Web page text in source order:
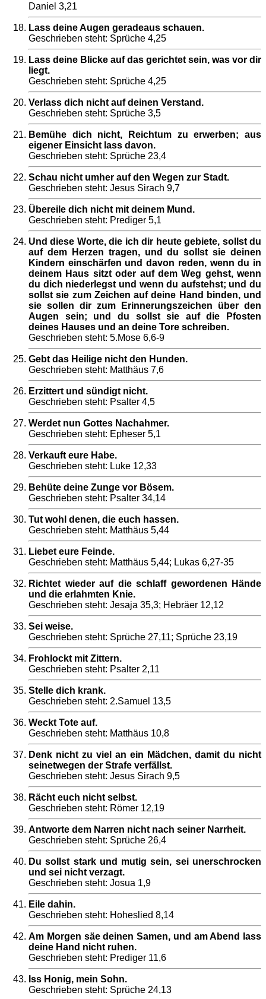
Daniel 3,21
Lass deine Augen geradeaus schauen.
Geschrieben steht: Sprüche 4,25
Lass deine Blicke auf das gerichtet sein, was vor dir
liegt.
Geschrieben steht: Sprüche 4,25
Verlass dich nicht auf deinen Verstand.
Geschrieben steht: Sprüche 3,5
Bemühe dich nicht, Reichtum zu erwerben; aus
eigener Einsicht lass davon.
Geschrieben steht: Sprüche 23,4
Schau nicht umher auf den Wegen zur Stadt.
Geschrieben steht: Jesus Sirach 9,7
Übereile dich nicht mit deinem Mund.
Geschrieben steht: Prediger 5,1
Und diese Worte, die ich dir heute gebiete, sollst du
auf dem Herzen tragen, und du sollst sie deinen
Kindern einschärfen und davon reden, wenn du in
deinem Haus sitzt oder auf dem Weg gehst, wenn
du dich niederlegst und wenn du aufstehst; und du
sollst sie zum Zeichen auf deine Hand binden, und
sie sollen dir zum Erinnerungszeichen über den
Augen sein; und du sollst sie auf die Pfosten
deines Hauses und an deine Tore schreiben.
Geschrieben steht: 5.Mose 6,6-9
Gebt das Heilige nicht den Hunden.
Geschrieben steht: Matthäus 7,6
Erzittert und sündigt nicht.
Geschrieben steht: Psalter 4,5
Werdet nun Gottes Nachahmer.
Geschrieben steht: Epheser 5,1
Verkauft eure Habe.
Geschrieben steht: Luke 12,33
Behüte deine Zunge vor Bösem.
Geschrieben steht: Psalter 34,14
Tut wohl denen, die euch hassen.
Geschrieben steht: Matthäus 5,44
Liebet eure Feinde.
Geschrieben steht: Matthäus 5,44; Lukas 6,27-35
Richtet wieder auf die schlaff gewordenen Hände
und die erlahmten Knie.
Geschrieben steht: Jesaja 35,3; Hebräer 12,12
Sei weise.
Geschrieben steht: Sprüche 27,11; Sprüche 23,19
Frohlockt mit Zittern.
Geschrieben steht: Psalter 2,11
Stelle dich krank.
Geschrieben steht: 2.Samuel 13,5
Weckt Tote auf.
Geschrieben steht: Matthäus 10,8
Denk nicht zu viel an ein Mädchen, damit du nicht
seinetwegen der Strafe verfällst.
Geschrieben steht: Jesus Sirach 9,5
Rächt euch nicht selbst.
Geschrieben steht: Römer 12,19
Antworte dem Narren nicht nach seiner Narrheit.
Geschrieben steht: Sprüche 26,4
Du sollst stark und mutig sein, sei unerschrocken
und sei nicht verzagt.
Geschrieben steht: Josua 1,9
Eile dahin.
Geschrieben steht: Hoheslied 8,14
Am Morgen säe deinen Samen, und am Abend lass
deine Hand nicht ruhen.
Geschrieben steht: Prediger 11,6
Iss Honig, mein Sohn.
Geschrieben steht: Sprüche 24,13